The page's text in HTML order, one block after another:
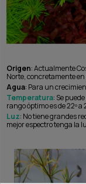
Origen: Actualmente
Norte, concretamente
Agua: Para un
Temperatura: Se
rango óptimo es de 22º a
Luz: No tiene grandes
mejor espectro tenga la